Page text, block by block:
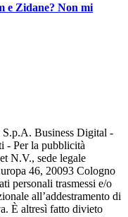
e Zidane? Non mi
Business Digital -
- Per la pubblicità
N.V., sede legale
46, 20093 Cologno
personali trasmessi e/o
all’addestramento di
È altresì fatto divieto